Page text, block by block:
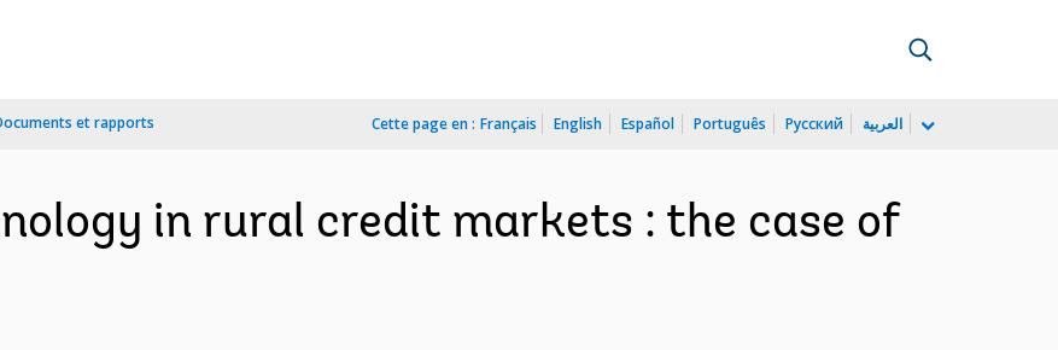
et rapports Cette page en : Français English Español Português Русский العربية
in rural credit markets : the case of